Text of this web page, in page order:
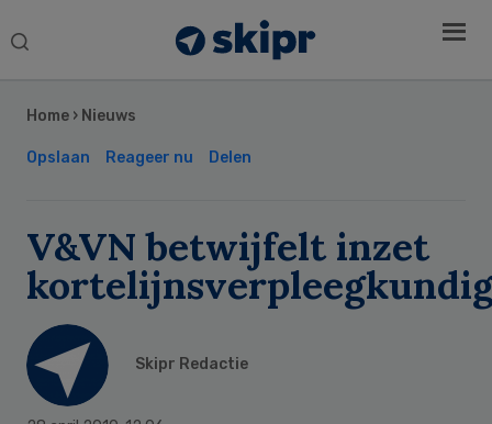
Search
Home › Nieuws
Opslaan Reageer nu Delen
V&VN betwijfelt inzet
Skipr Redactie
Sidebar